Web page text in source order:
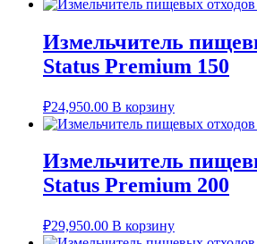
Измельчитель
Status Premium 150
₽24,950.00 В корзину
Измельчитель
Status Premium 200
₽29,950.00 В корзину